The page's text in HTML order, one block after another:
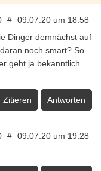
# 09.07.20 um 18:58
Dinger demnächst auf
noch smart? So
geht ja bekanntlich
Zitieren Antworten
# 09.07.20 um 19:28